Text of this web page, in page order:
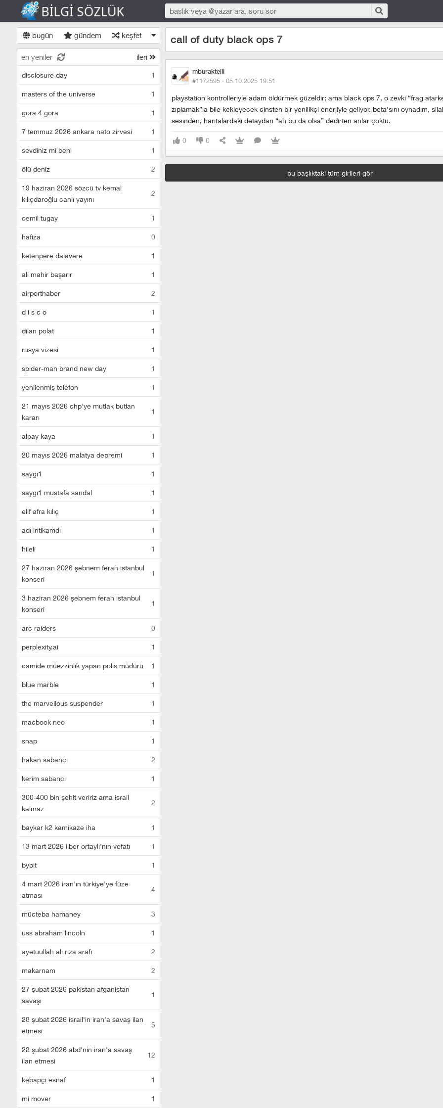
bugün gündem keşfet
en yeniler ileri
disclosure day 1
masters of the universe 1
gora 4 gora 1
7 temmuz 2026 ankara nato zirvesi 1
sevdiniz mi beni 1
ölü deniz 2
19 haziran 2026 sözcü tv kemal
kılıçdaroğlu canlı yayını
2
cemil tugay 1
hafiza 0
ketenpere dalavere 1
ali mahir başarır 1
airporthaber 2
d i s c o 1
dilan polat 1
rusya vizesi 1
spider-man brand new day 1
yenilenmiş telefon 1
21 mayıs 2026 chp'ye mutlak butlan
kararı
1
alpay kaya 1
20 mayıs 2026 malatya depremi 1
saygı1 1
saygı1 mustafa sandal 1
elif afra kılıç 1
adı intikamdı 1
hileli 1
27 haziran 2026 şebnem ferah istanbul
konseri
1
3 haziran 2026 şebnem ferah istanbul
konseri
1
arc raiders 0
perplexity.ai 1
camide müezzinlik yapan polis müdürü 1
blue marble 1
the marvellous suspender 1
macbook neo 1
snap 1
hakan sabancı 2
kerim sabancı 1
300-400 bin şehit veririz ama israil
kalmaz
2
baykar k2 kamikaze iha 1
13 mart 2026 ilber ortaylı'nın vefatı 1
bybit 1
4 mart 2026 iran'ın türkiye'ye füze
atması
4
mücteba hamaney 3
uss abraham lincoln 1
ayetuullah ali rıza arafi 2
makarnam 2
27 şubat 2026 pakistan afganistan
savaşı
1
28 şubat 2026 israil'in iran'a savaş ilan
etmesi
5
28 şubat 2026 abd'nin iran'a savaş
ilan etmesi
12
kebapçı esnaf 1
mi mover 1
call of duty black ops 7
mburaktelli
#1172595 · 05.10.2025 19:51
playstation kontrolleriyle adam öldürmek güzeldir; ama black ops 7, o zevki “frag
zıplamak”la bile kekleyecek cinsten bir yenilikçi enerjiyle geliyor. beta'sını oynadım,
sesinden, haritalardaki detaydan “ah bu da olsa” dedirten anlar çoktu.
0 0
bu başlıktaki tüm girileri gör